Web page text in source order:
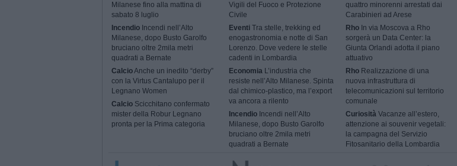
Milanese fino alla mattina di
sabato 8 luglio
Incendio Incendi nell’Alto
Milanese, dopo Busto Garolfo
bruciano oltre 2mila metri
quadrati a Bernate
CalcioAnche un inedito “derby”
con la Virtus Cantalupo per il
Legnano Women
Calcio Scicchitano confermato
mister della Robur Legnano
pronta per la Prima categoria
Vigili del Fuoco e Protezione
Civile
EventiTra stelle, trekking ed
enogastronomia e notte di San
Lorenzo. Dove vedere le stelle
cadenti in Lombardia
EconomiaL’industria che
resiste nell’Alto Milanese. Spinta
dal chimico-plastico, ma l’export
va ancora a rilento
IncendioIncendi nell’Alto
Milanese, dopo Busto Garolfo
bruciano oltre 2mila metri
quadrati a Bernate
quattro minorenni arrestati dai
Carabinieri ad Arese
Rho In via Moscova a Rho
sorgerà un Data Center: la
Giunta Orlandi adotta il piano
attuativo
Rho Realizzazione di una
nuova infrastruttura di
telecomunicazioni sul territorio
comunale
Curiosità Vacanze all’estero,
attenzione ai souvenir vegetali:
la campagna del Servizio
Fitosanitario della Lombardia